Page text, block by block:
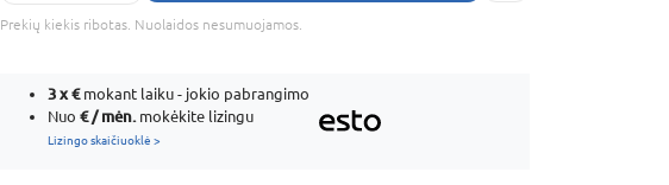
Prekių kiekis ribotas. Nuolaidos nesumuojamos.
3 x€mokant laiku - jokio pabrangimo
Nuo € / mėn. mokėkite lizingu
Lizingo skaičiuoklė >